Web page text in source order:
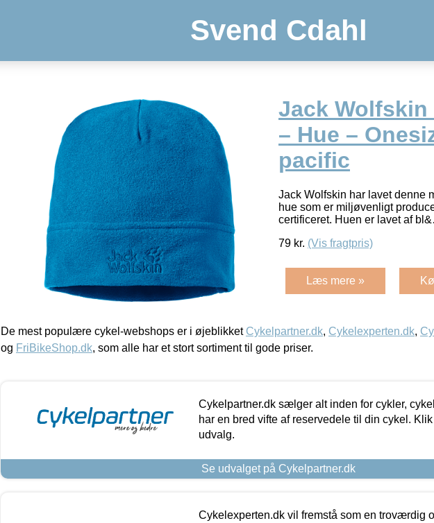
Svend Cdahl
Jack Wolfskin
– Hue –
pacific
Jack Wolfskin har lavet denne
hue som er miljøvenligt
certificeret. Huen er lavet af
79 kr. (Vis fragtpris)
Læs mere »
De mest populære cykel-webshops er i øjeblikket Cykelpartner.dk, Cykelexperten.dk,
og FriBikeShop.dk, som alle har et stort sortiment til gode priser.
Cykelpartner.dk sælger alt inden for cykler,
har en bred vifte af reservedele til din cykel.
udvalg.
Se udvalget på Cykelpartner.dk
Cykelexperten.dk vil fremstå som en troværdig